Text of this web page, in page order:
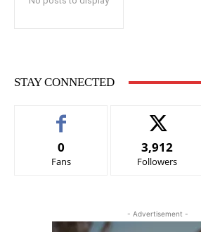
STAY CONNECTED
0
Fans
3,912
Followers
- Advertisement -